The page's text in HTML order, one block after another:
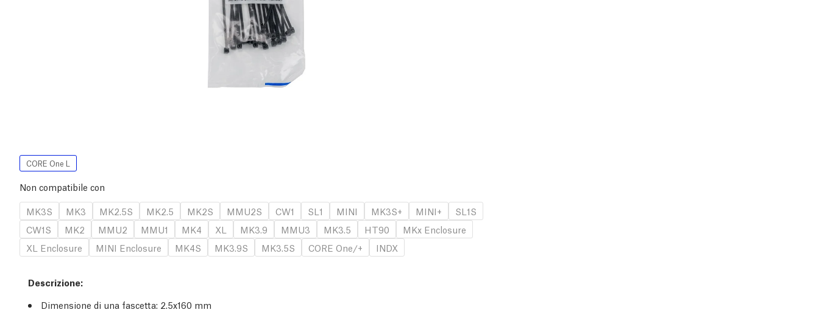
CORE One L
Non compatibile con
MK3S
MK3 MK2.5S MK2.5 MK2S MMU2S CW1 SL1 MINI MK3S+ MINI+
SL1S
CW1S
MK2 MMU2 MMU1 MK4 XL MK3.9 MMU3 MK3.5 HT90
MKx Enclosure
XL Enclosure
MINI Enclosure MK4S MK3.9S MK3.5S CORE One/+ INDX
Descrizione:
Dimensione di una fascetta: 2.5x160 mm